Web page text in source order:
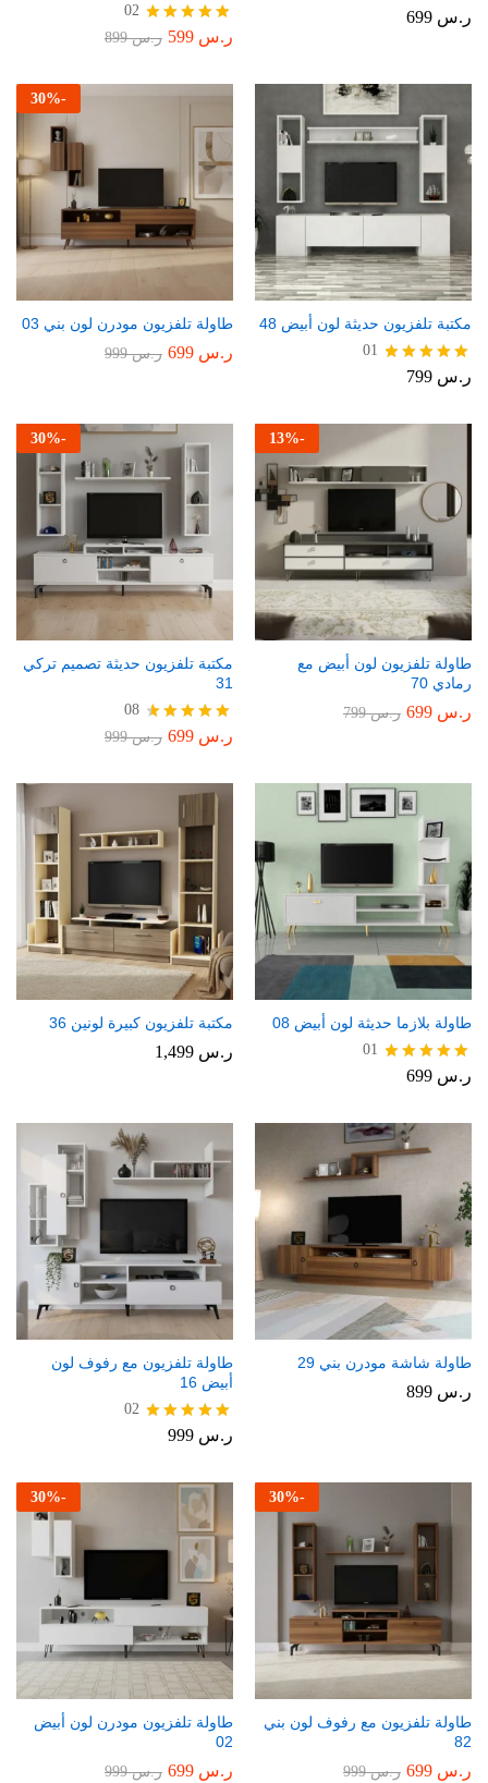
تم التقييم
ر.س
تم التقييم
02
ر.س ر.س899
مكتبة تلفزيون حديثة لون أبيض 48
تم التقييم
01
ر.س
-
30%
طاولة تلفزيون مودرن لون بني 03
ر.س ر.س999
-
13%
طاولة تلفزيون لون أبيض مع
رمادي 70
ر.س ر.س799
-
30%
مكتبة تلفزيون حديثة تصميم تركي
31
تم التقييم
08
ر.س ر.س999
طاولة بلازما حديثة لون أبيض 08
تم التقييم
01
ر.س
مكتبة تلفزيون كبيرة لونين 36
ر.س
طاولة شاشة مودرن بني 29
ر.س
طاولة تلفزيون مع رفوف لون
أبيض 16
تم التقييم
02
ر.س
-
30%
طاولة تلفزيون مع رفوف لون بني
82
ر.س ر.س999
-
30%
طاولة تلفزيون مودرن لون أبيض
02
ر.س ر.س999